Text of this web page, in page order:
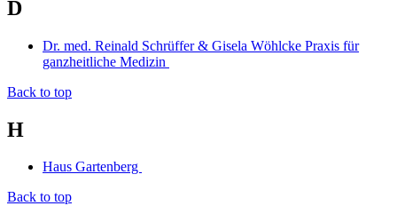
D
Dr. med. Reinald Schrüffer & Gisela Wöhlcke Praxis für
ganzheitliche Medizin
Back to top
H
Haus Gartenberg
Back to top